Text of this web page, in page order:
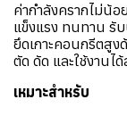
ค่ากำลังครากไม่น้
แข็งแรง ทนทาน รั
ยึดเกาะคอนกรีตสูง
ตัด ดัด และใช้งานไ
เหมาะสำหรับ